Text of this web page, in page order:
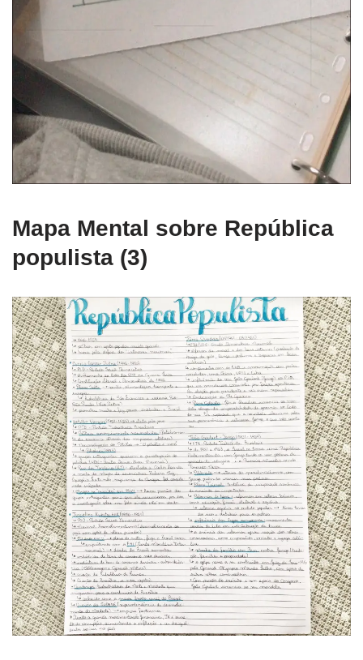
Mapa Mental sobre República
populista (3)